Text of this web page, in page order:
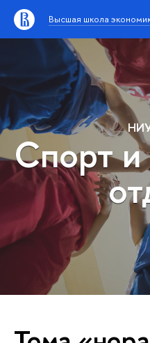
Высшая школа
Спорт и